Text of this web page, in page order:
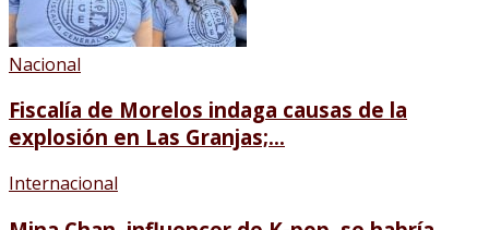
Nacional
Fiscalía de Morelos indaga causas de la
explosión en Las Granjas;...
Internacional